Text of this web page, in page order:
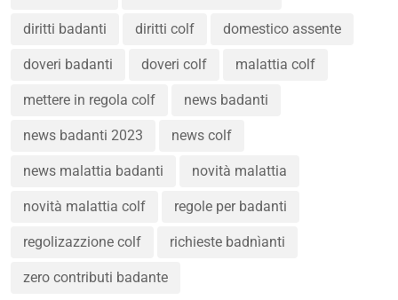
diritti badanti diritti colf domestico assente
doveri badanti doveri colf malattia colf
mettere in regola colf news badanti
news badanti 2023 news colf
news malattia badanti novità malattia
novità malattia colf regole per badanti
regolizazzione colf richieste badnìanti
zero contributi badante